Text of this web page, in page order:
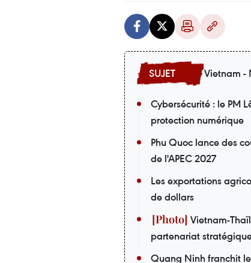
Vietnam -
Cybersécurité : le PM
protection numérique
Phu Quoc lance des
de l'APEC 2027
Les exportations
de dollars
Vietnam-
partenariat
Quang Ninh franchit